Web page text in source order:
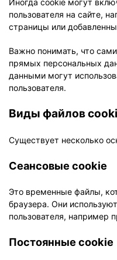
пользователя на сайте,
страницы или
Важно понимать, что
прямых персональных
данными могут
пользователя.
Виды файлов
Существует несколько
Сеансовые cookie
Это временные файлы,
браузера. Они
пользователя, например
Постоянные cookie